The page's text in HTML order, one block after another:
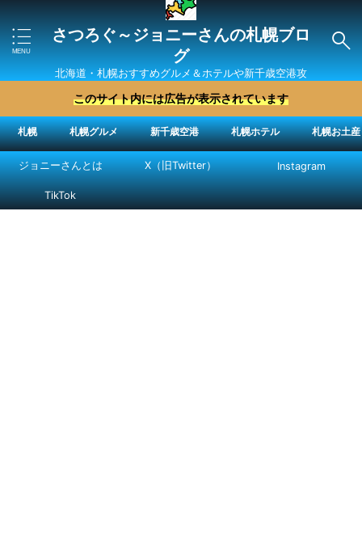
さつろぐ～ジョニーさんの札幌ブロ
グ
北海道・札幌おすすめグルメ＆ホテルや新千歳空港攻
略法を紹介 ″ジョニーさん“で検索
このサイト内には広告が表示されています
札幌 札幌グルメ 新千歳空港 札幌ホテル 札幌お土産
ジョニーさんとは X（旧Twitter） Instagram
TikTok